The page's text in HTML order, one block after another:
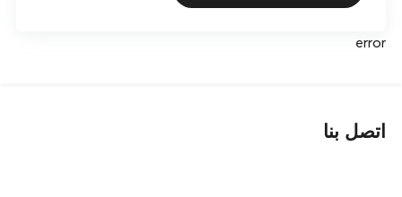
error
اتصل بنا